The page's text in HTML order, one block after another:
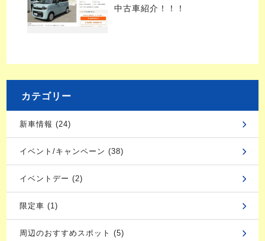
中古車紹介！！！
カテゴリー
新車情報 (24)
イベント/キャンペーン (38)
イベントデー (2)
限定車 (1)
周辺のおすすめスポット (5)